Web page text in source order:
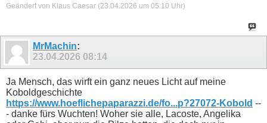
Geändert von Klaus Caesar (23.04.2026 um 05:10 Uhr)
MrMachin:
23.04.2026 08:14
Ja Mensch, das wirft ein ganz neues Licht auf meine
Koboldgeschichte
https://www.hoeflichepaparazzi.de/fo...p?27072-Kobold --
- danke fürs Wuchten! Woher sie alle, Lacoste, Angelika